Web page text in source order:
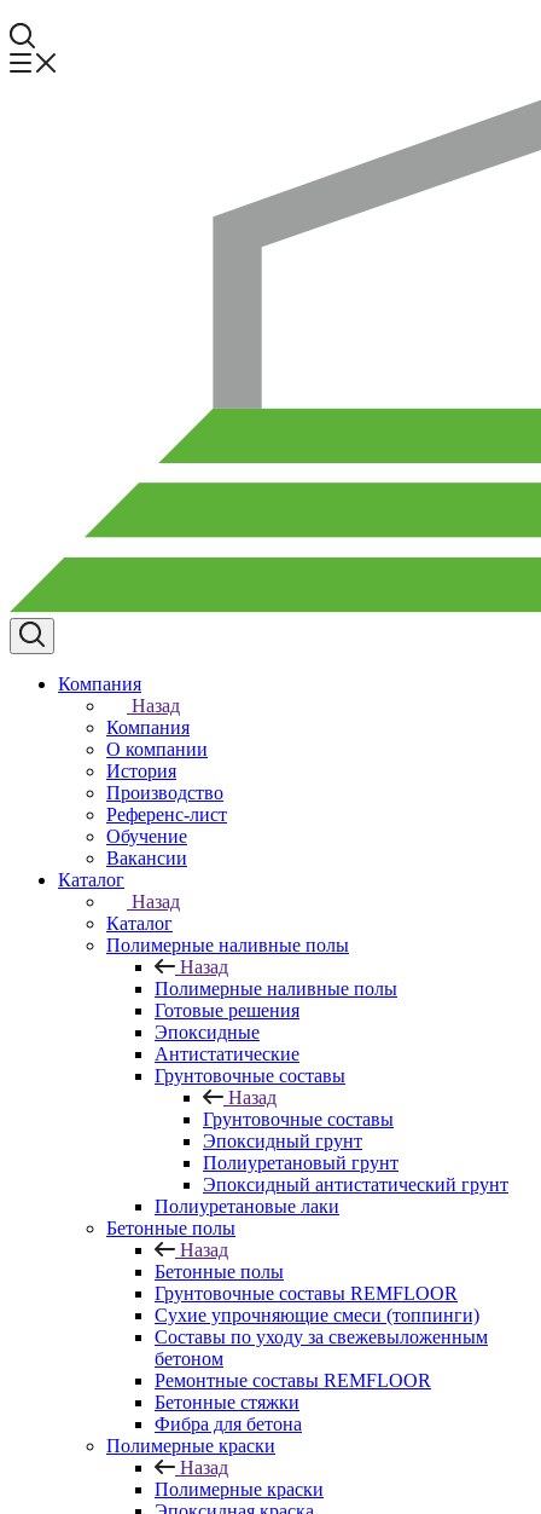
Компания
Назад
Компания
О компании
История
Производство
Референс-лист
Обучение
Вакансии
Каталог
Назад
Каталог
Полимерные наливные полы
Назад
Полимерные наливные полы
Готовые решения
Эпоксидные
Антистатические
Грунтовочные составы
Назад
Грунтовочные составы
Эпоксидный грунт
Полиуретановый грунт
Эпоксидный антистатический грунт
Полиуретановые лаки
Бетонные полы
Назад
Бетонные полы
Грунтовочные составы REMFLOOR
Сухие упрочняющие смеси (топпинги)
Составы по уходу за свежевыложенным
бетоном
Ремонтные составы REMFLOOR
Бетонные стяжки
Фибра для бетона
Полимерные краски
Назад
Полимерные краски